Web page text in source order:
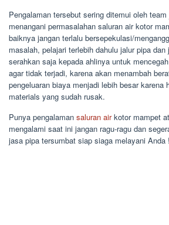
Pengalaman tersebut sering ditemui oleh
menangani permasalahan saluran air kotor
baiknya jangan terlalu bersepekulasi/
masalah, pelajari terlebih dahulu jalur pipa
serahkan saja kepada ahlinya untuk
agar tidak terjadi, karena akan menambah
pengeluaran biaya menjadi lebih besar karena
materials yang sudah rusak.
Punya pengalaman saluran airkotor mampet
mengalami saat ini jangan ragu-ragu dan
jasa pipa tersumbat siap siaga melayani Anda !